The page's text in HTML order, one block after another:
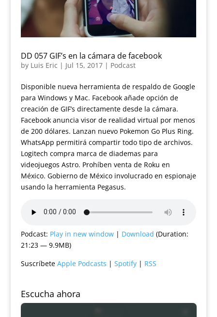
DD 057 GIF’s en la cámara de facebook
by Luis Eric | Jul 15, 2017| Podcast
Disponible nueva herramienta de respaldo de Google
para Windows y Mac. Facebook añade opción de
creación de GIF’s directamente desde la cámara.
Facebook anuncia visor de realidad virtual por menos
de 200 dólares. Lanzan nuevo Pokemon Go Plus Ring.
WhatsApp permitirá compartir todo tipo de archivos.
Logitech compra marca de diademas para
videojuegos Astro. Prohíben venta de Roku en
México. Gobierno de México involucrado en espionaje
usando la herramienta Pegasus.
Podcast: Play in new window| Download (Duration:
21:23 — 9.9MB)
Suscríbete Apple Podcasts | Spotify| RSS
Escucha ahora